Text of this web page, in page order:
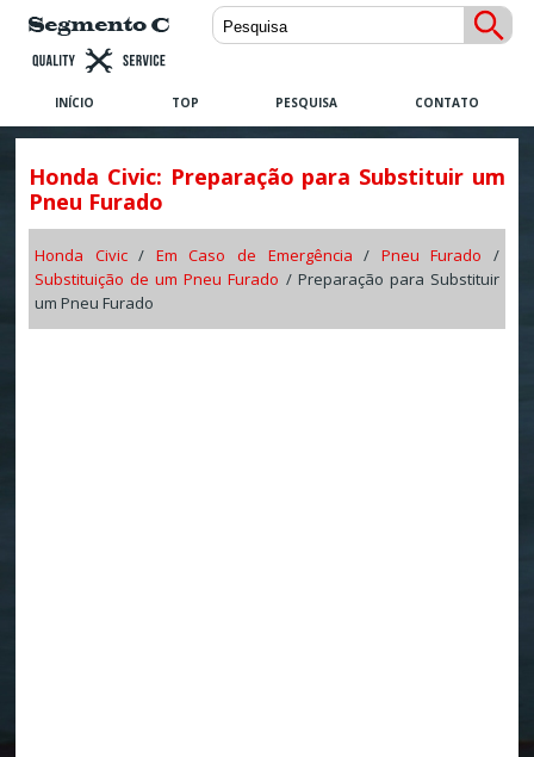
INÍCIO TOP PESQUISA CONTATO
Honda Civic: Preparação para Substituir um
Pneu Furado
Honda Civic/ Em Caso de Emergência / Pneu Furado /
Substituição de um Pneu Furado / Preparação para Substituir
um Pneu Furado